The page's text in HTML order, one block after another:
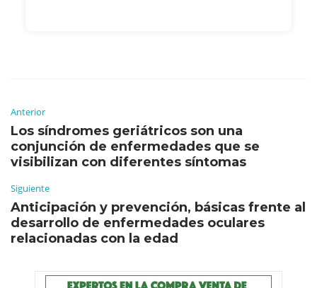
Anterior
Los síndromes geriátricos son una
conjunción de enfermedades que se
visibilizan con diferentes síntomas
Siguiente
Anticipación y prevención, básicas frente al
desarrollo de enfermedades oculares
relacionadas con la edad